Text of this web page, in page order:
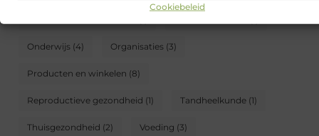
Cookiebeleid
Onderwijs (4) Organisaties (3)
Producten en winkelen (8)
Reproductieve gezondheid (1) Tandheelkunde (1)
Thuisgezondheid (2) Voeding (3)